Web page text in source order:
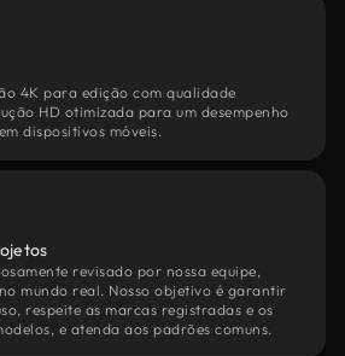
4K para edição com qualidade
HD otimizada para um desempenho
dispositivos móveis.
revisado por nossa equipe,
mundo real. Nosso objetivo é garantir
respeite as marcas registradas e os
e atenda aos padrões comuns.